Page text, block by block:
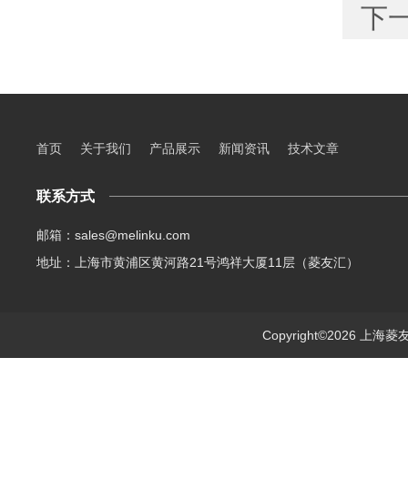
下
首页 关于我们 产品展示 新闻资讯 技术文章
联系方式
邮箱：sales@melinku.com
地址：上海市黄浦区黄河路21号鸿祥大厦11层（菱友汇）
Copyright©2026 上海菱